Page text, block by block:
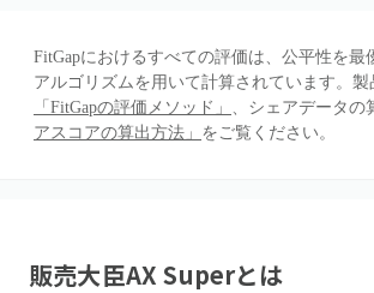
FitGapにおけるすべての評価は、公平性を最
アルゴリズムを用いて計算されています。製
「FitGapの評価メソッド」 、シェアデータの
アスコアの算出方法」 をご覧ください。
販売大臣AX Superとは